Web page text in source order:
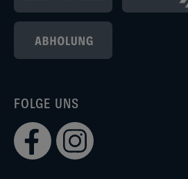
FOLGE UNS